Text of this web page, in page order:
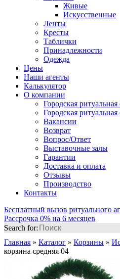
Живые
Искусственные
Ленты
Кресты
Таблички
Принадлежности
Одежда
Цены
Наши агенты
Калькулятор
О компании
Городская
Городская
Вакансии
Возврат
Вопрос/Ответ
Выставочные залы
Гарантии
Доставка и оплата
Отзывы
Производство
Контакты
Бесплатный вызов ритуального
Рассрочка 0% на 6 месяцев
Search for:
Главная » Каталог » Корзины »
корзина средняя 04